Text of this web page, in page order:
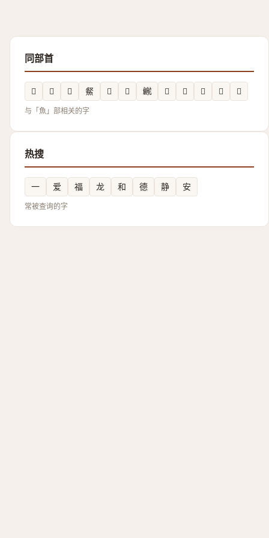
同部首
𩼛 𩺿 𩶦 䱗 𩸪 𩷉 鿳 𩷢 𩼌 𩼜 𩽠 𩸊
与「魚」部相关的字
热搜
一 爱 福 龙 和 德 静 安
常被查询的字